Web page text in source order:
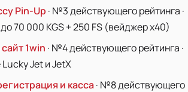
Pin-Up · №3 действующего рейтинга ·
70 000 KGS + 250 FS (вейджер x40)
1win · №4 действующего рейтинга ·
Jet и JetX
и касса· №8 действующего